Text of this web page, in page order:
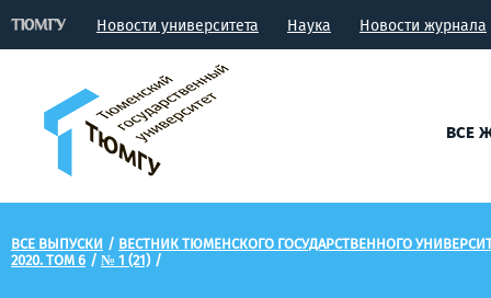
Новости университета Наука Новости журнала
ВСЕ
ВСЕ ВЫПУСКИ / ВЕСТНИК ТЮМЕНСКОГО ГОСУДАРСТВЕННОГО
2020. ТОМ 6 / № 1 (21) /